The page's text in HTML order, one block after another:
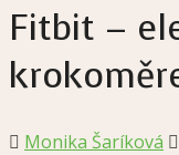
Fitbit –
Monika Šaríková